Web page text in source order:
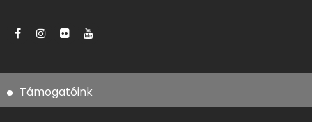
Támogatóink